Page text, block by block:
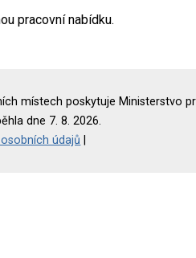
pracovní nabídku.
místech poskytuje Ministerstvo
dne 7. 8. 2026.
údajů